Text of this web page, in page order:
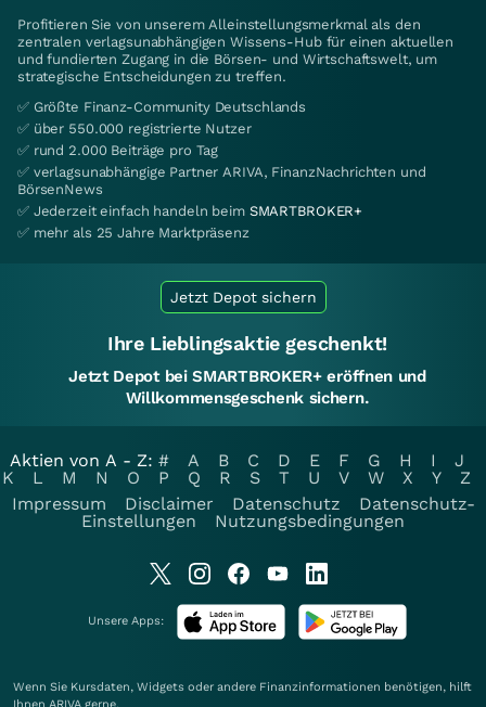
Profitieren Sie von unserem Alleinstellungsmerkmal als den
zentralen verlagsunabhängigen Wissens-Hub für einen aktuellen
und fundierten Zugang in die Börsen- und Wirtschaftswelt, um
strategische Entscheidungen zu treffen.
✅ Größte Finanz-Community Deutschlands
✅ über 550.000 registrierte Nutzer
✅ rund 2.000 Beiträge pro Tag
✅ verlagsunabhängige Partner ARIVA, FinanzNachrichten und
BörsenNews
✅ Jederzeit einfach handeln beim SMARTBROKER+
✅ mehr als 25 Jahre Marktpräsenz
Jetzt Depot sichern
Ihre Lieblingsaktie geschenkt!
Jetzt Depot bei SMARTBROKER+ eröffnen und
Willkommensgeschenk sichern.
Aktien von A - Z: # A B C D E F G H I
J
K
L M N O P Q R S T U V W X Y
Z
Impressum
Disclaimer Datenschutz
Datenschutz-
Einstellungen
Nutzungsbedingungen
Unsere Apps:
Wenn Sie Kursdaten, Widgets oder andere Finanzinformationen benötigen, hilft